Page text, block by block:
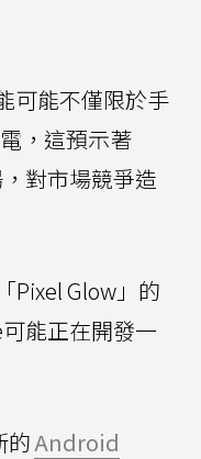
可能不僅限於手
，這預示著
對市場競爭造
Pixel Glow」的
能正在開發一
的Android